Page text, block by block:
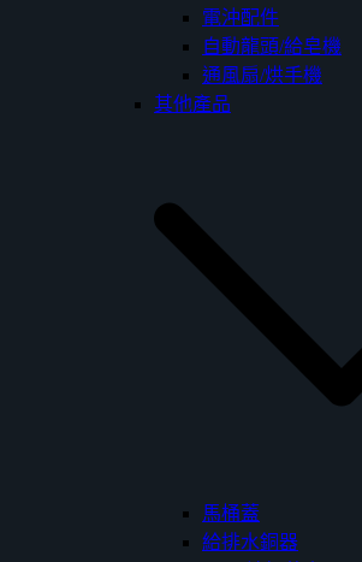
電沖配件
自動龍頭/給皂機
通風扇/烘手機
其他產品
馬桶蓋
給排水銅器